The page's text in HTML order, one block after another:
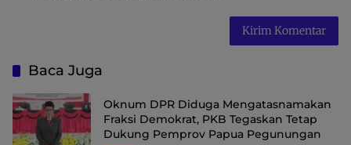
Baca Juga
Oknum DPR Diduga Mengatasnamakan
Fraksi Demokrat, PKB Tegaskan Tetap
Dukung Pemprov Papua Pegunungan